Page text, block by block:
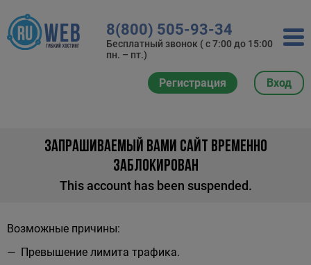
8(800) 505-93-34
Бесплатный звонок ( с 7:00 до 15:00
пн. – пт.)
Регистрация Вход
ЗАПРАШИВАЕМЫЙ ВАМИ САЙТ ВРЕМЕННО
ЗАБЛОКИРОВАН
This account has been suspended.
Возможные причины:
Превышение лимита трафика.